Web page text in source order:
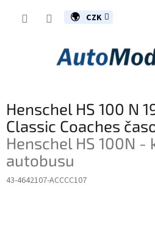
CZK
Henschel HS 100 N
Classic Coaches
Henschel HS 100N
autobusu
43-4642107-ACCCC107